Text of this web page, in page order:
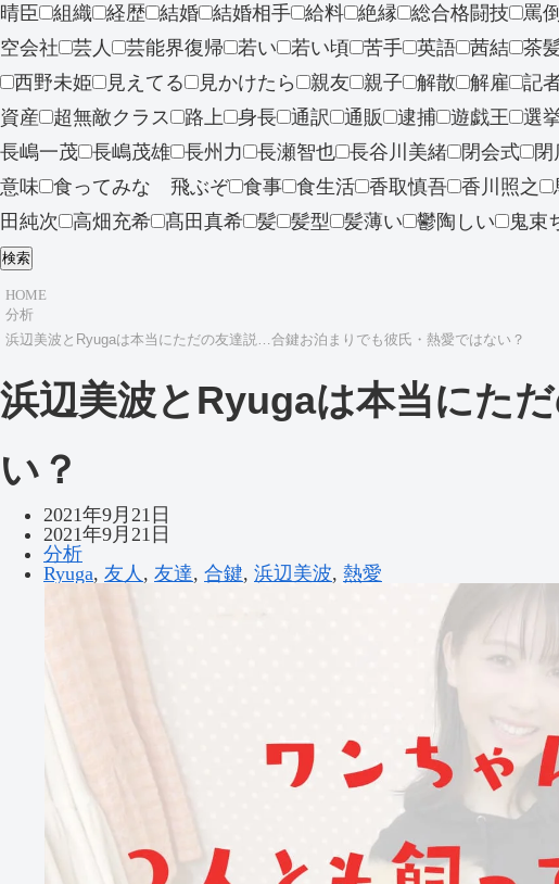
晴臣
組織 経歴 結婚 結婚相手 給料 絶縁 総合格闘技 罵倒
空会社
芸人 芸能界復帰 若い 若い頃 苦手 英語 茜結 茶
西野未姫
見えてる 見かけたら 親友 親子 解散 解雇 記
資産
超無敵クラス 路上 身長 通訳 通販 逮捕 遊戯王 選
長嶋一茂
長嶋茂雄 長州力 長瀬智也 長谷川美緒 閉会式 閉
意味
食ってみな 飛ぶぞ 食事 食生活 香取慎吾 香川照之
田純次
高畑充希 髙田真希 髪 髪型 髪薄い 鬱陶しい 鬼束
検索
HOME
分析
浜辺美波とRyugaは本当にただの友達説…合鍵お泊まりでも彼氏・熱愛ではない？
浜辺美波とRyugaは本当にた
い？
2021年9月21日
2021年9月21日
分析
Ryuga, 友人 , 友達, 合鍵, 浜辺美波, 熱愛